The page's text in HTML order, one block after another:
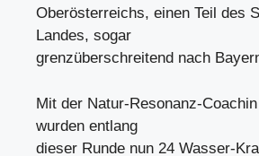
Oberösterreichs, einen Teil des
Landes, sogar
grenzüberschreitend nach
Mit der Natur-Resonanz-
wurden entlang
dieser Runde nun 24 Wasser-